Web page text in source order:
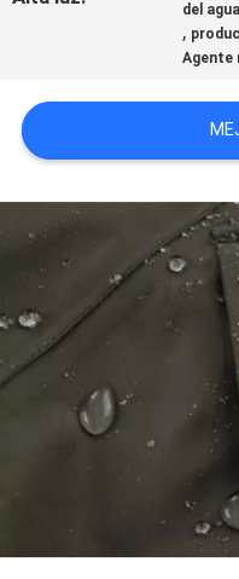
DE
SOLICITAR
UNA
CITA
MAPA
DEL
SITIO
POLICY
del agua
,
Agente